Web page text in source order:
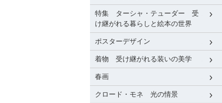
特集 ターシャ・テューダー 受
け継がれる暮らしと絵本の世界
ポスターデザイン
着物 受け継がれる装いの美学
春画
クロード・モネ 光の情景